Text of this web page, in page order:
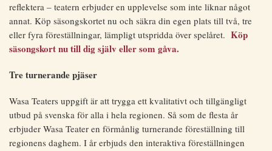
reflektera – teatern erbjuder en upplevelse som inte liknar något
annat. Köp säsongskortet nu och säkra din egen plats till två, tre
eller fyra föreställningar, lämpligt utspridda över spelåret. Köp
säsongskort nu till dig själv eller som gåva.
Tre turnerande pjäser
Wasa Teaters uppgift är att trygga ett kvalitativt och tillgängligt
utbud på svenska för alla i hela regionen. Så som de flesta år
erbjuder Wasa Teater en förmånlig turnerande föreställning till
regionens daghem. I år erbjuds den interaktiva föreställningen